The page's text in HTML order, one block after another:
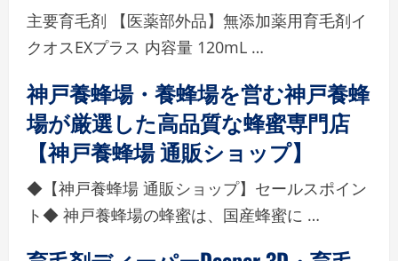
主要育毛剤 【医薬部外品】無添加薬用育毛剤イ
クオスEXプラス 内容量 120mL …
神戸養蜂場・養蜂場を営む神戸養蜂
場が厳選した高品質な蜂蜜専門店
【神戸養蜂場 通販ショップ】
◆【神戸養蜂場 通販ショップ】セールスポイン
ト◆ 神戸養蜂場の蜂蜜は、国産蜂蜜に …